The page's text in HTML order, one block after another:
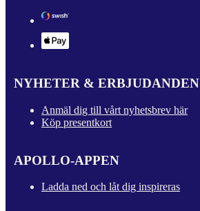
NYHETER & ERBJUDANDEN
Anmäl dig till vårt nyhetsbrev här
Köp presentkort
APOLLO-APPEN
Ladda ned och låt dig inspireras